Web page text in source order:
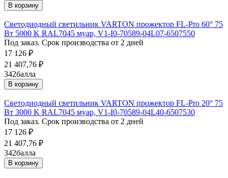
В корзину
Светодиодный светильник VARTON прожектор FL-Pro 60° 75
Вт 5000 K RAL7045 муар, V1-I0-70589-04L07-6507550
Под заказ. Срок производства от 2 дней
17 126 ₽
21 407,76 ₽
342балла
В корзину
Светодиодный светильник VARTON прожектор FL-Pro 20° 75
Вт 3000 K RAL7045 муар, V1-I0-70589-04L40-6507530
Под заказ. Срок производства от 2 дней
17 126 ₽
21 407,76 ₽
342балла
В корзину